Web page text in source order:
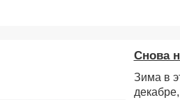
Снова
Зима в